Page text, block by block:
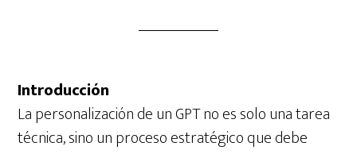
Introducción
La personalización de un GPT no es solo una tarea
técnica, sino un proceso estratégico que debe